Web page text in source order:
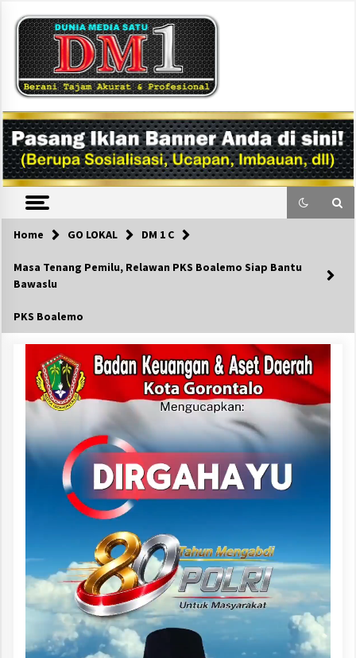
content
DM1
Home GO LOKAL DM 1 C
Masa Tenang Pemilu, Relawan PKS Boalemo Siap Bantu
Bawaslu
PKS Boalemo